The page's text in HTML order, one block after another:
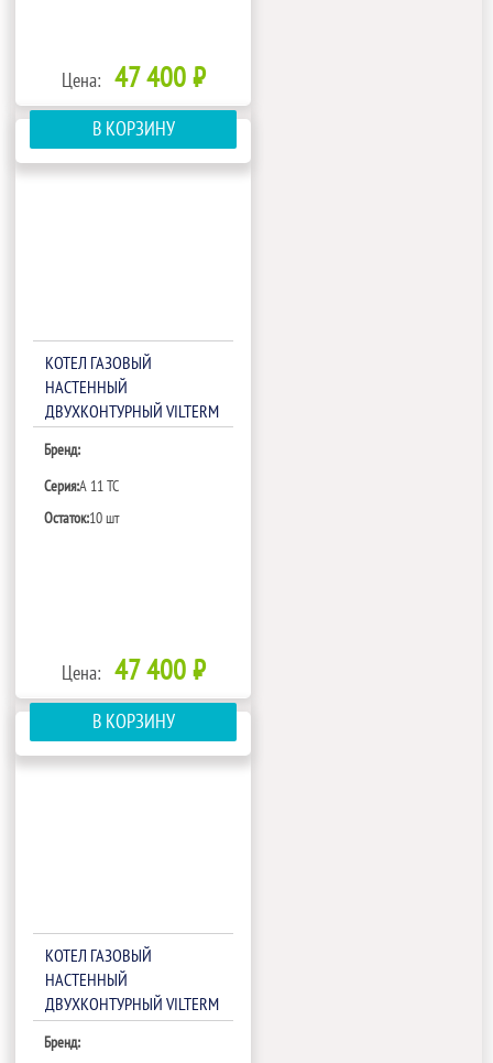
Цена: 47 400 ₽
В КОРЗИНУ
КОТЕЛ ГАЗОВЫЙ
НАСТЕННЫЙ
ДВУХКОНТУРНЫЙ VILTERM
Бренд:
Серия:A 11 TC
Остаток:10 шт
Цена: 47 400 ₽
В КОРЗИНУ
КОТЕЛ ГАЗОВЫЙ
НАСТЕННЫЙ
ДВУХКОНТУРНЫЙ VILTERM
Бренд: